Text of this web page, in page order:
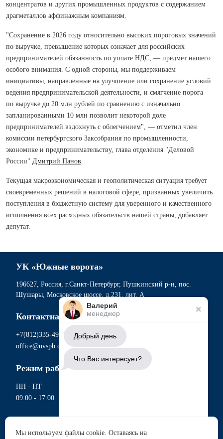
концентратов и других промышленных продуктов с содержанием
драгметаллов аффинажным компаниям.
"Сохранение в 2026 году относительно высоких пороговых значений
по выручке, превышение которых означает для российских
предпринимателей обязанность по уплате НДС, — предмет нашего
особого внимания. С одной стороны, мы поддерживаем
инициативы, направленные на улучшение или сохранение условий
ведения предпринимательской деятельности, и смягчение порога
по выручке до 20 млн рублей по сравнению с изначально
запланированными 10 млн позволит некоторой доле
предпринимателей вздохнуть с облегчением", — отметил член
комиссии петербургского Заксобрания по промышленности,
экономике и предпринимательству, глава отделения "Деловой
России" Дмитрий Панов.
Текущая макроэкономическая и геополитическая ситуация требует
своевременных решений в налоговой сфере, призванных увеличить
поступления в бюджетную систему для уверенного и качественного
исполнения всех расходных обязательств нашей страны, добавляет
депутат.
УК «Южные ворота»
196627, Россия, г.Санкт-Петербург, Пушкинский р-н, пос.
Шушары, Московское шоссе, д.231, лит. А
Контактная информация
+7(812)335-49-56
office@uvspb.com
Режим работы
ПН - ПТ
09:00 - 17:00
Валерий
менеджер
Добрый день
Что Вас интересует?
Мы используем файлы cookie. Оставаясь на